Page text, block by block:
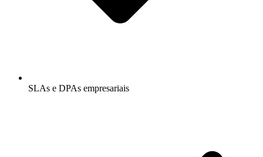
SLAs e DPAs empresariais